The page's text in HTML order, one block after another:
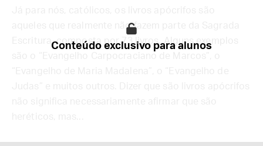
aqueles que realmente não fazem parte da Sagrada
Escritura, composta por 73 livros. Alguns exemplos
Conteúdo exclusivo para alunos